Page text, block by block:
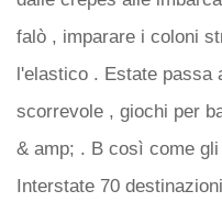
falò , imparare i coloni
l'elastico . Estate passa
scorrevole , giochi per
& amp; . B così come
Interstate 70 destinazioni